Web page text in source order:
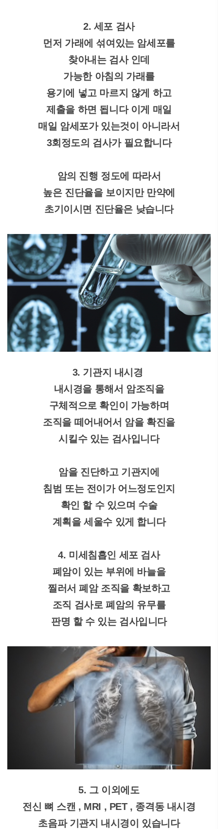
2. 세포 검사
먼저 가래에 섞여있는 암세포를
찾아내는 검사 인데
가능한 아침의 가래를
용기에 넣고 마르지 않게 하고
제출을 하면 됩니다 이게 매일
매일 암세포가 있는것이 아니라서
3회정도의 검사가 필요합니다
암의 진행 정도에 따라서
높은 진단율을 보이지만 만약에
초기이시면 진단율은 낮습니다
3. 기관지 내시경
내시경을 통해서 암조직을
구체적으로 확인이 가능하며
조직을 떼어내어서 암을 확진을
시킬수 있는 검사입니다
암을 진단하고 기관지에
침범 또는 전이가 어느정도인지
확인 할 수 있으며 수술
계획을 세울수 있게 합니다
4. 미세침흡인 세포 검사
폐암이 있는 부위에 바늘을
찔러서 폐암 조직을 확보하고
조직 검사로 폐암의 유무를
판명 할 수 있는 검사입니다
5. 그 이외에도
전신 뼈 스캔 , MRI , PET , 종격동 내시경
초음파 기관지 내시경이 있습니다